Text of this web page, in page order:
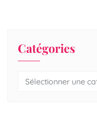
Catégories